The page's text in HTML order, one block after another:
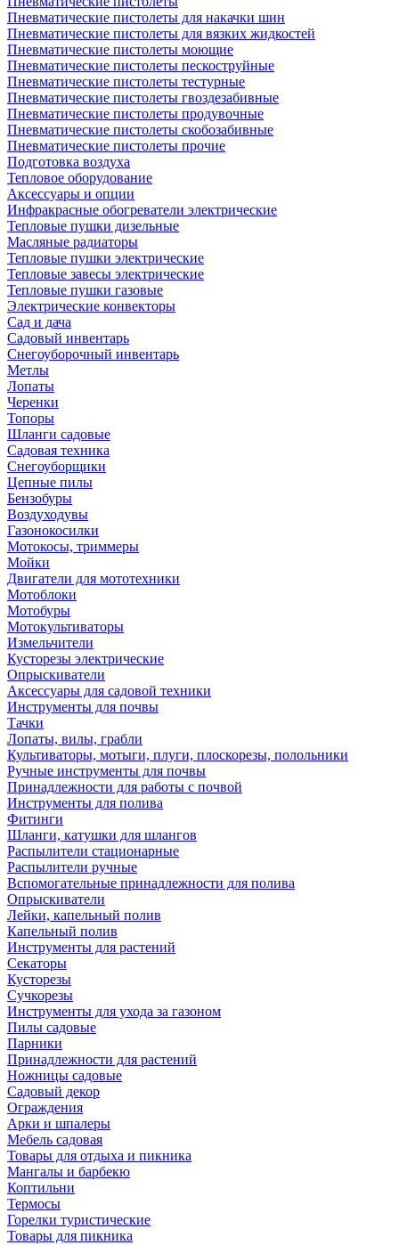
Пневматические пистолеты для накачки шин
Пневматические пистолеты для вязких жидкостей
Пневматические пистолеты моющие
Пневматические пистолеты пескоструйные
Пневматические пистолеты тестурные
Пневматические пистолеты гвоздезабивные
Пневматические пистолеты продувочные
Пневматические пистолеты скобозабивные
Пневматические пистолеты прочие
Подготовка воздуха
Тепловое оборудование
Аксессуары и опции
Инфракрасные обогреватели электрические
Тепловые пушки дизельные
Масляные радиаторы
Тепловые пушки электрические
Тепловые завесы электрические
Тепловые пушки газовые
Электрические конвекторы
Сад и дача
Садовый инвентарь
Снегоуборочный инвентарь
Метлы
Лопаты
Черенки
Топоры
Шланги садовые
Садовая техника
Снегоуборщики
Цепные пилы
Бензобуры
Воздуходувы
Газонокосилки
Мотокосы, триммеры
Мойки
Двигатели для мототехники
Мотоблоки
Мотобуры
Мотокультиваторы
Измельчители
Кусторезы электрические
Опрыскиватели
Аксессуары для садовой техники
Инструменты для почвы
Тачки
Лопаты, вилы, грабли
Культиваторы, мотыги, плуги, плоскорезы, полольники
Ручные инструменты для почвы
Принадлежности для работы с почвой
Инструменты для полива
Фитинги
Шланги, катушки для шлангов
Распылители стационарные
Распылители ручные
Вспомогательные принадлежности для полива
Опрыскиватели
Лейки, капельный полив
Капельный полив
Инструменты для растений
Секаторы
Кусторезы
Сучкорезы
Инструменты для ухода за газоном
Пилы садовые
Парники
Принадлежности для растений
Ножницы садовые
Садовый декор
Ограждения
Арки и шпалеры
Мебель садовая
Товары для отдыха и пикника
Мангалы и барбекю
Коптильни
Термосы
Горелки туристические
Товары для пикника